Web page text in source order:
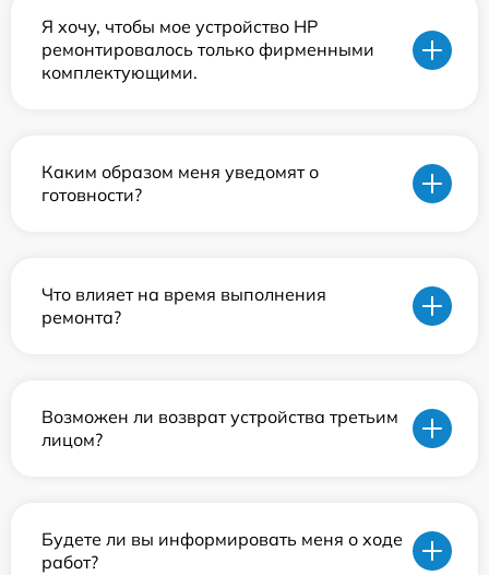
Я хочу, чтобы мое устройство HP
ремонтировалось только фирменными
комплектующими.
Каким образом меня уведомят о
готовности?
Что влияет на время выполнения
ремонта?
Возможен ли возврат устройства третьим
лицом?
Будете ли вы информировать меня о ходе
работ?